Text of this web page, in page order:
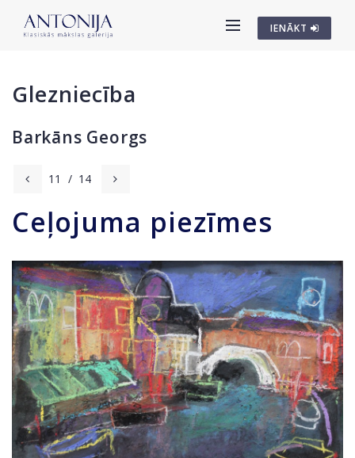
IENĀKT
Glezniecība
Barkāns Georgs
11 / 14
Ceļojuma piezīmes